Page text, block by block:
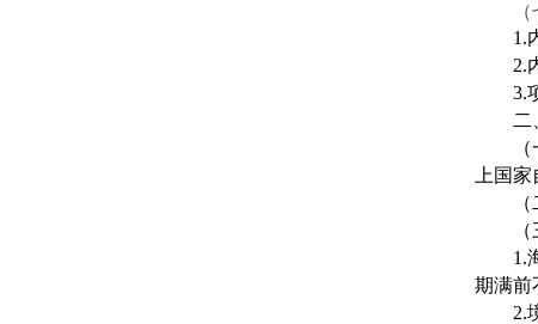
1.
2.
3.
二
上国
1.
期满前
2.